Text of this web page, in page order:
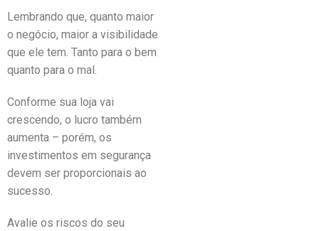
Lembrando que, quanto maior
o negócio, maior a visibilidade
que ele tem. Tanto para o bem
quanto para o mal.
Conforme sua loja vai
crescendo, o lucro também
aumenta – porém, os
investimentos em segurança
devem ser proporcionais ao
sucesso.
Avalie os riscos do seu